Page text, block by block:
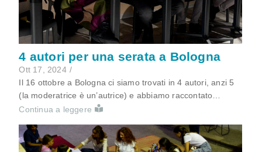
4 autori per una serata a Bologna
Ott 17, 2024 /
Il 16 ottobre a Bologna ci siamo trovati in 4 autori, anzi 5
(la moderatrice è un’autrice) e abbiamo raccontato…
Continua a leggere